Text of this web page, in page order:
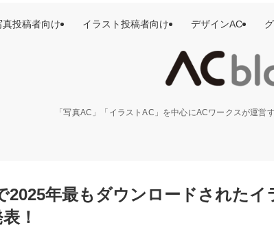
「写真AC」「イラストAC」を中心にACワークスが運営
真投稿者向け イラスト投稿者向け デザインAC
2025年最もダウンロードされたイ
！